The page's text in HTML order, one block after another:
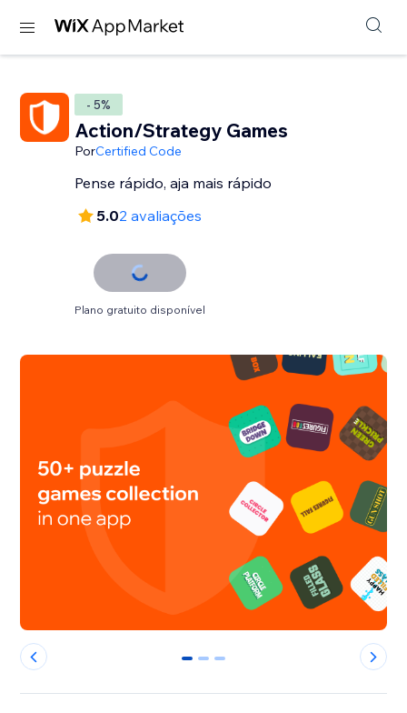
- 5%
Action/Strategy Games
PorCertified Code
Pense rápido, aja mais rápido
5.02 avaliações
Plano gratuito disponível
0 1 2